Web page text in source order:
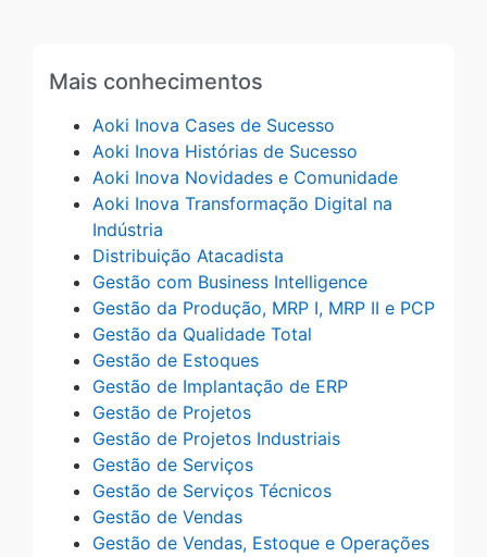
Mais conhecimentos
Aoki Inova Cases de Sucesso
Aoki Inova Histórias de Sucesso
Aoki Inova Novidades e Comunidade
Aoki Inova Transformação Digital na
Indústria
Distribuição Atacadista
Gestão com Business Intelligence
Gestão da Produção, MRP I, MRP II e PCP
Gestão da Qualidade Total
Gestão de Estoques
Gestão de Implantação de ERP
Gestão de Projetos
Gestão de Projetos Industriais
Gestão de Serviços
Gestão de Serviços Técnicos
Gestão de Vendas
Gestão de Vendas, Estoque e Operações